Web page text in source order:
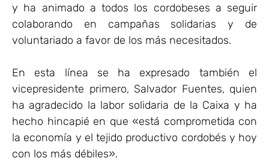
y ha animado a todos los cordobeses a seguir
colaborando en campañas solidarias y de
voluntariado a favor de los más necesitados.
En esta línea se ha expresado también el
vicepresidente primero, Salvador Fuentes, quien
ha agradecido la labor solidaria de la Caixa y ha
hecho hincapié en que «está comprometida con
la economía y el tejido productivo cordobés y hoy
con los más débiles».